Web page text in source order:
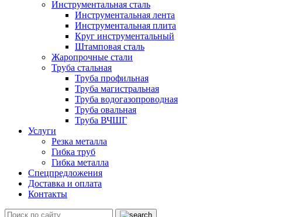
Инструментальная сталь
Инструментальная лента
Инструментальная плита
Круг инструментальный
Штамповая сталь
Жаропрочные стали
Труба стальная
Труба профильная
Труба магистральная
Труба водогазопроводная
Труба овальная
Труба ВЧШГ
Услуги
Резка металла
Гибка труб
Гибка металла
Спецпредложения
Доставка и оплата
Контакты